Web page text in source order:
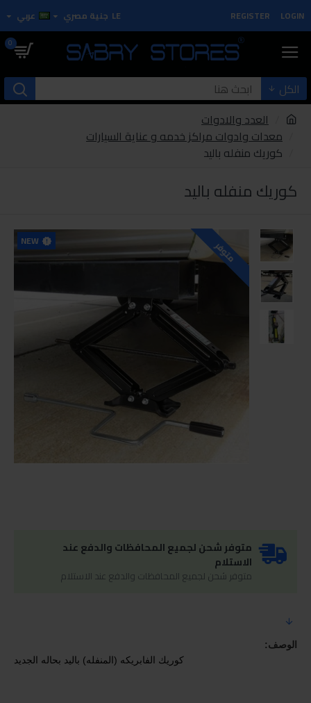
LOGIN
REGISTER
LE جنية مصري عربي
0
الكل
العدد والادوات
معدات وادوات مراكز خدمه و عناية السيارات
كوريك منفله باليد
كوريك منفله باليد
NEW متوفر
متوفر شحن لجميع المحافظات والدفع عند
الاستلام
متوفر شحن لجميع المحافظات والدفع عند الاستلام
الوصف:
كوريك الفابريكه (المنفله) باليد بحاله الجديد